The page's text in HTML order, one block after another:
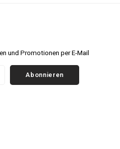
und Promotionen per E-Mail
Abonnieren